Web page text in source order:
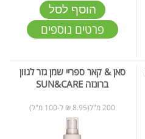
הוסף לסל
פרטים נוספים
סאן & קאר ספריי שמן גזר לגוון
ברונזה SUN&CARE
200 מ"ל(8.95 ₪ ל-100 מ"ל)